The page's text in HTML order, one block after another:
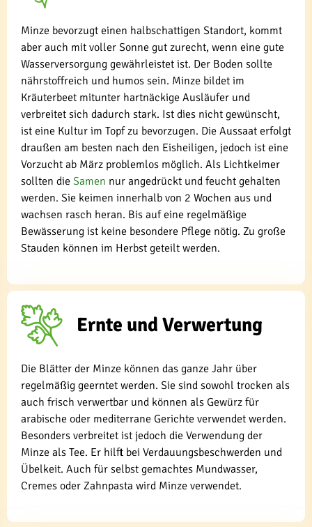
Minze bevorzugt einen halbschattigen Standort, kommt
aber auch mit voller Sonne gut zurecht, wenn eine gute
Wasserversorgung gewährleistet ist. Der Boden sollte
nährstoffreich und humos sein. Minze bildet im
Kräuterbeet mitunter hartnäckige Ausläufer und
verbreitet sich dadurch stark. Ist dies nicht gewünscht,
ist eine Kultur im Topf zu bevorzugen. Die Aussaat erfolgt
draußen am besten nach den Eisheiligen, jedoch ist eine
Vorzucht ab März problemlos möglich. Als Lichtkeimer
sollten die Samen nur angedrückt und feucht gehalten
werden. Sie keimen innerhalb von 2 Wochen aus und
wachsen rasch heran. Bis auf eine regelmäßige
Bewässerung ist keine besondere Pflege nötig. Zu große
Stauden können im Herbst geteilt werden.
Ernte und Verwertung
Die Blätter der Minze können das ganze Jahr über
regelmäßig geerntet werden. Sie sind sowohl trocken als
auch frisch verwertbar und können als Gewürz für
arabische oder mediterrane Gerichte verwendet werden.
Besonders verbreitet ist jedoch die Verwendung der
Minze als Tee. Er hilft bei Verdauungsbeschwerden und
Übelkeit. Auch für selbst gemachtes Mundwasser,
Cremes oder Zahnpasta wird Minze verwendet.